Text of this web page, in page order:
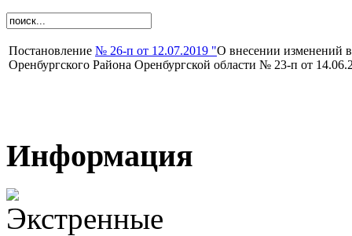
Постановление № 26-п от 12.07.2019 "О внесении изменений
Оренбургского Района Оренбургской области № 23-п от
Информация